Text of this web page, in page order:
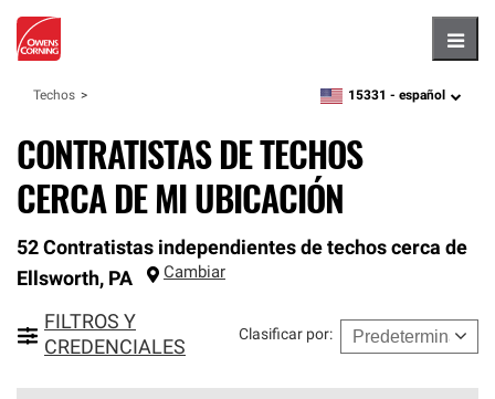
Techos zipcode, language
15331 - español
CONTRATISTAS DE TECHOS
CERCA DE MI UBICACIÓN
52 Contratistas independientes de techos cerca de
Ellsworth, PA Cambiar
FILTROS Y
CREDENCIALES
Clasificar por: